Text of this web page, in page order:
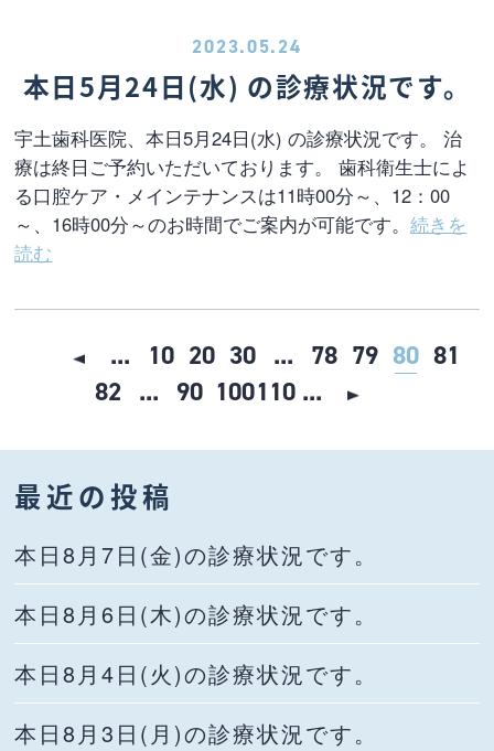
2023.05.24
本日5月24日(水) の診療状況です。
宇土歯科医院、本日5月24日(水) の診療状況です。 治
療は終日ご予約いただいております。 歯科衛生士によ
る口腔ケア・メインテナンスは11時00分～、12：00
～、16時00分～のお時間でご案内が可能です。続きを
読む
... 10 20 30 ... 78 79 80 81
82 ... 90 100110 ...
最近の投稿
本日8月7日(金)の診療状況です。
本日8月6日(木)の診療状況です。
本日8月4日(火)の診療状況です。
本日8月3日(月)の診療状況です。